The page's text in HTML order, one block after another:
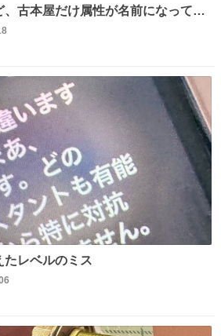
古本屋だけ属性が名前になってる
たレベルのミス